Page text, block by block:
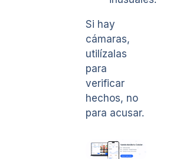
Si hay
cámaras,
utilízalas
para
verificar
hechos, no
para acusar.